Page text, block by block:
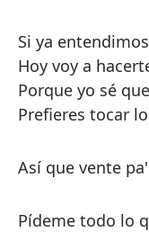
Si ya
Hoy voy a
Porque yo sé
Prefieres tocar
Así que vente
Pídeme todo lo